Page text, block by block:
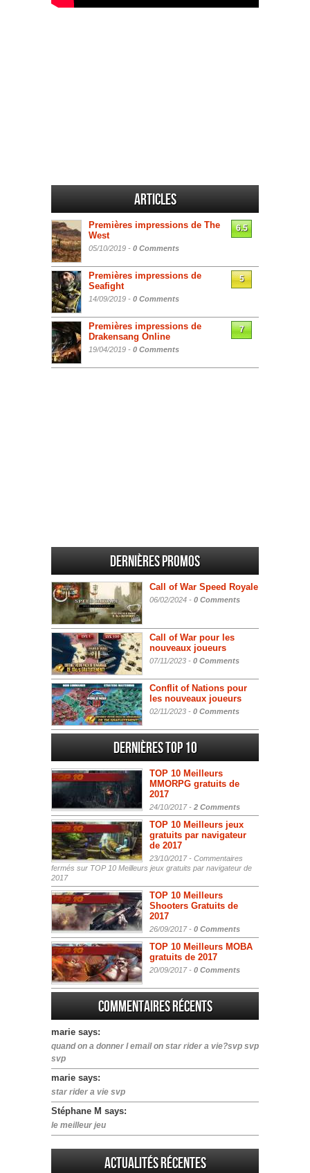
Articles
Premières impressions de The
West
05/10/2019 - 0 Comments
6.5
Premières impressions de
Seafight
14/09/2019 - 0 Comments
5
Premières impressions de
Drakensang Online
19/04/2019 - 0 Comments
7
Dernières promos
Call of War Speed Royale
06/02/2024 - 0 Comments
Call of War pour les
nouveaux joueurs
07/11/2023 - 0 Comments
Conflit of Nations pour
les nouveaux joueurs
02/11/2023 - 0 Comments
Dernières Top 10
TOP 10 Meilleurs
MMORPG gratuits de
2017
24/10/2017 - 2 Comments
TOP 10 Meilleurs jeux
gratuits par navigateur
de 2017
23/10/2017 - Commentaires
fermés sur TOP 10 Meilleurs jeux gratuits par navigateur de
2017
TOP 10 Meilleurs
Shooters Gratuits de
2017
26/09/2017 - 0 Comments
TOP 10 Meilleurs MOBA
gratuits de 2017
20/09/2017 - 0 Comments
Commentaires récents
marie says:
quand on a donner l email on star rider a vie?svp svp
svp
marie says:
star rider a vie svp
Stéphane M says:
le meilleur jeu
Actualités Récentes